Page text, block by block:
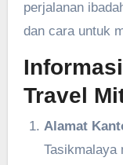
perjalanan
dan cara untuk
Travel
Alamat
Tasikmalaya